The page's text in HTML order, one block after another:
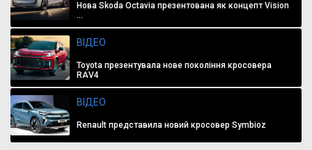
Нова Skoda Octavia презентована як концепт Vision
...
ВІДЕО
Toyota презентувала нове покоління кросовера
RAV4
ВІДЕО
Renault представила новий кросовер Symbioz